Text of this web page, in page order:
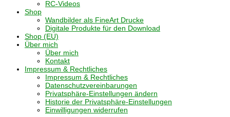
RC-Videos
Shop
Wandbilder als FineArt Drucke
Digitale Produkte für den Download
Shop (EU)
Über mich
Über mich
Kontakt
Impressum & Rechtliches
Impressum & Rechtliches
Datenschutzvereinbarungen
Privatsphäre-Einstellungen ändern
Historie der Privatsphäre-Einstellungen
Einwilligungen widerrufen